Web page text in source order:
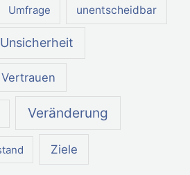
Umfrage unentscheidbar
Unsicherheit
Vertrauen
Veränderung
Ziele